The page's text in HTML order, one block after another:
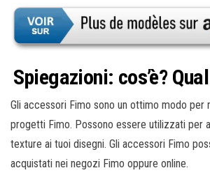
Spiegazioni: cos’è?
Gli accessori Fimo sono un ottimo modo per
progetti Fimo. Possono essere utilizzati per
texture ai tuoi disegni. Gli accessori Fimo
acquistati nei negozi Fimo oppure online.